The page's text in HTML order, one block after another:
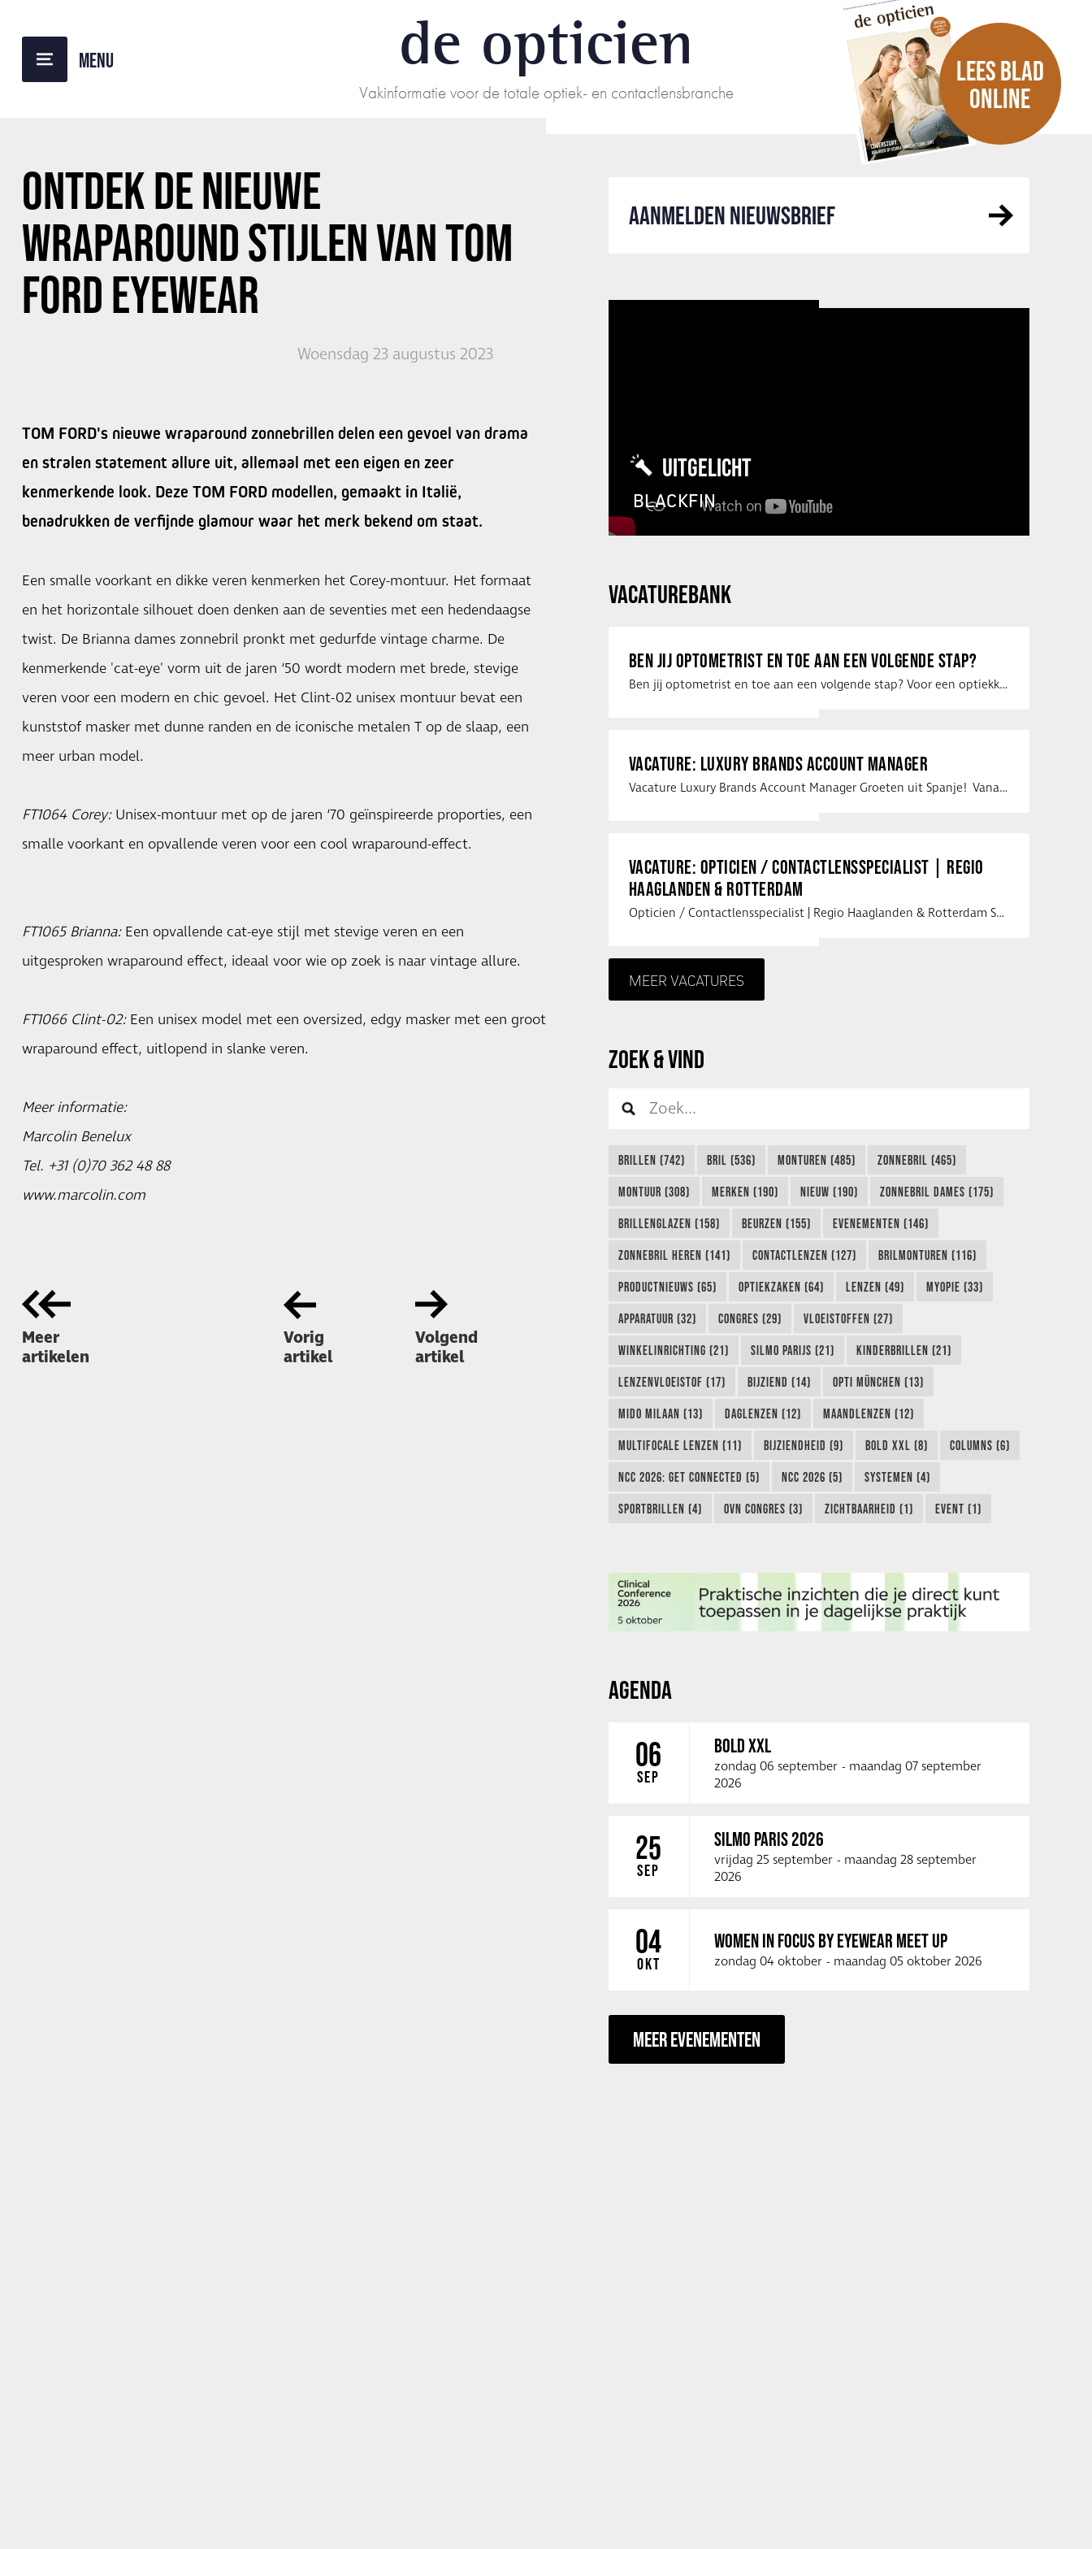
de opticien
Vakinformatie voor de totale optiek- en contactlensbranche
LEES BLAD
ONLINE
ONTDEK DE NIEUWE
WRAPAROUND STIJLEN VAN TOM
FORD EYEWEAR
Woensdag 23 augustus 2023
TOM FORD's nieuwe wraparound zonnebrillen delen een gevoel van drama
en stralen statement allure uit, allemaal met een eigen en zeer
kenmerkende look. Deze TOM FORD modellen, gemaakt in Italië,
benadrukken de verfijnde glamour waar het merk bekend om staat.
Een smalle voorkant en dikke veren kenmerken het Corey-montuur. Het formaat
en het horizontale silhouet doen denken aan de seventies met een hedendaagse
twist. De Brianna dames zonnebril pronkt met gedurfde vintage charme. De
kenmerkende 'cat-eye' vorm uit de jaren ‘50 wordt modern met brede, stevige
veren voor een modern en chic gevoel. Het Clint-02 unisex montuur bevat een
kunststof masker met dunne randen en de iconische metalen T op de slaap, een
meer urban model.
FT1064 Corey:Unisex-montuur met op de jaren ‘70 geïnspireerde proporties, een
smalle voorkant en opvallende veren voor een cool wraparound-effect.
FT1065 Brianna:Een opvallende cat-eye stijl met stevige veren en een
uitgesproken wraparound effect, ideaal voor wie op zoek is naar vintage allure.
FT1066 Clint-02:Een unisex model met een oversized, edgy masker met een groot
wraparound effect, uitlopend in slanke veren.
Meer informatie:
Marcolin Benelux
Tel. +31 (0)70 362 48 88
www.marcolin.com
Meer
artikelen
Vorig
artikel
Volgend
artikel
AANMELDEN NIEUWSBRIEF
UITGELICHT
BLACKFIN
VACATUREBANK
BEN JIJ OPTOMETRIST EN TOE AAN EEN VOLGENDE STAP?
Ben jij optometrist en toe aan een volgende stap? Voor een optiekketen is Eye …
VACATURE: LUXURY BRANDS ACCOUNT MANAGER
Vacature Luxury Brands Account Manager Groeten uit Spanje! Vanaf mijn …
VACATURE: OPTICIEN / CONTACTLENSSPECIALIST | REGIO
HAAGLANDEN & ROTTERDAM
Opticien / Contactlensspecialist | Regio Haaglanden & Rotterdam Saludos uit …
MEER VACATURES
ZOEK & VIND
BRILLEN (742) BRIL (536) MONTUREN (485) ZONNEBRIL (465)
MONTUUR (308) MERKEN (190) NIEUW (190) ZONNEBRIL DAMES (175)
BRILLENGLAZEN (158) BEURZEN (155) EVENEMENTEN (146)
ZONNEBRIL HEREN (141) CONTACTLENZEN (127) BRILMONTUREN (116)
PRODUCTNIEUWS (65) OPTIEKZAKEN (64) LENZEN (49) MYOPIE (33)
APPARATUUR (32) CONGRES (29) VLOEISTOFFEN (27)
WINKELINRICHTING (21) SILMO PARIJS (21) KINDERBRILLEN (21)
LENZENVLOEISTOF (17) BIJZIEND (14) OPTI MÜNCHEN (13)
MIDO MILAAN (13) DAGLENZEN (12) MAANDLENZEN (12)
MULTIFOCALE LENZEN (11) BIJZIENDHEID (9) BOLD XXL (8) COLUMNS (6)
NCC 2026: GET CONNECTED (5) NCC 2026 (5) SYSTEMEN (4)
SPORTBRILLEN (4) OVN CONGRES (3) ZICHTBAARHEID (1) EVENT (1)
AGENDA
06
SEP
BOLD XXL
zondag 06 september - maandag 07 september
2026
25
SEP
SILMO PARIS 2026
vrijdag 25 september - maandag 28 september
2026
04
OKT
WOMEN IN FOCUS BY EYEWEAR MEET UP
zondag 04 oktober - maandag 05 oktober 2026
MEER EVENEMENTEN